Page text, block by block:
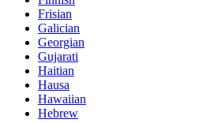
Frisian
Galician
Georgian
Gujarati
Haitian
Hausa
Hawaiian
Hebrew